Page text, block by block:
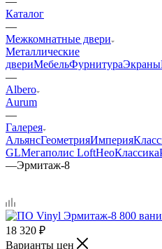
Каталог
—
Межкомнатные двери
Металлические
двериМебельФурнитураЭкраны
—
Albero
Aurum
—
Галерея
АльянсГеометрияИмперия
GLМегаполис Loft
—Эрмитаж-8
18 320 ₽
Варианты цен